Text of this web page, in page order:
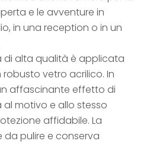
e le avventure in
in una reception o in un
alta qualità è applicata
vetro acrilico. In
affascinante effetto di
motivo e allo stesso
affidabile. La
da pulire e conserva